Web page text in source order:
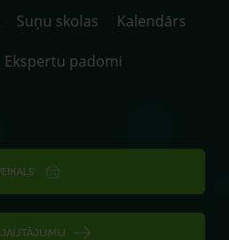
Suņu skolas
Kalendārs
Ekspertu padomi